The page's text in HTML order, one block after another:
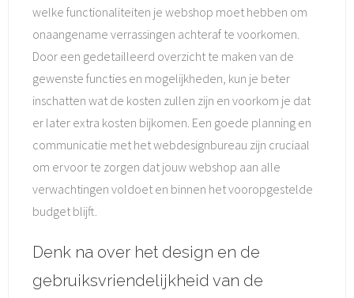
welke functionaliteiten je webshop moet hebben om
onaangename verrassingen achteraf te voorkomen.
Door een gedetailleerd overzicht te maken van de
gewenste functies en mogelijkheden, kun je beter
inschatten wat de kosten zullen zijn en voorkom je dat
er later extra kosten bijkomen. Een goede planning en
communicatie met het webdesignbureau zijn cruciaal
om ervoor te zorgen dat jouw webshop aan alle
verwachtingen voldoet en binnen het vooropgestelde
budget blijft.
Denk na over het design en de
gebruiksvriendelijkheid van de